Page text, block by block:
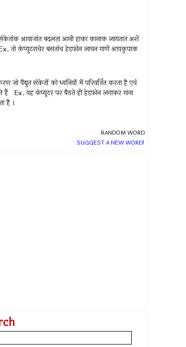
आवाजांत बदलता आनी हाका कानाक लायतात अशें
तो कंप्युटराचेर बसतांच हेडफोन लावन गाणें आयकुपाक
जो वैद्युत संकेतों को ध्वनियों में परिवर्तित करता है एवं
हैं Ex.वह कंप्यूटर पर बैठते ही हेडफोन लगाकर गाना
है ।
RANDOM WORD
SUGGEST A NEW WORD!